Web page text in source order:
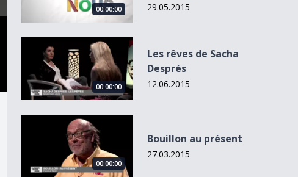
00:00:00 29.05.2015
Les rêves de Sacha Després
00:00:00
Les rêves de Sacha
Després
12.06.2015
Bouillon au présent
00:00:00
Bouillon au présent
27.03.2015